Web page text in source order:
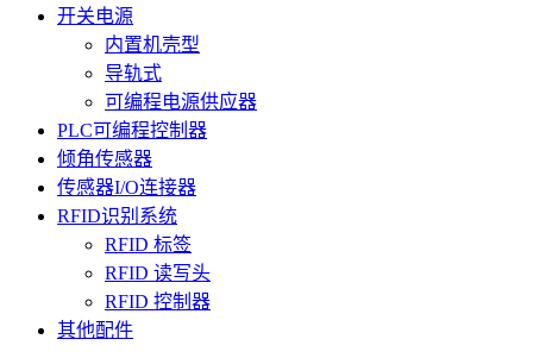
开关电源
内置机壳型
导轨式
可编程电源供应器
PLC可编程控制器
倾角传感器
传感器I/O连接器
RFID识别系统
RFID 标签
RFID 读写头
RFID 控制器
其他配件